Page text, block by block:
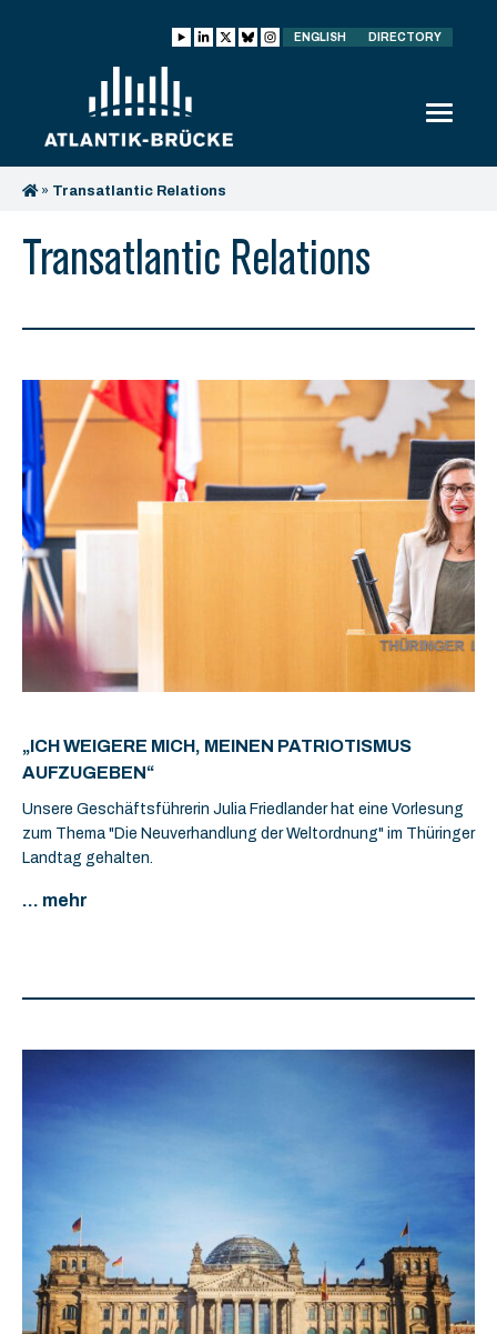
ENGLISH DIRECTORY
» Transatlantic Relations
Transatlantic Relations
„ICH WEIGERE MICH, MEINEN PATRIOTISMUS
AUFZUGEBEN“
Unsere Geschäftsführerin Julia Friedlander hat eine Vorlesung
zum Thema "Die Neuverhandlung der Weltordnung" im Thüringer
Landtag gehalten.
... mehr